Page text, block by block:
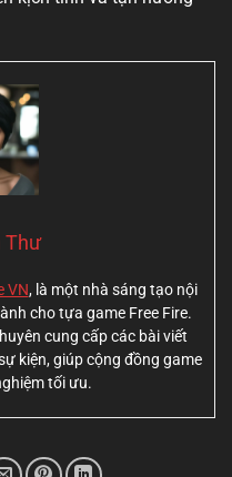
Thư
VN, là một nhà sáng tạo nội
cho tựa game Free Fire.
cung cấp các bài viết
kiện, giúp cộng đồng game
tối ưu.